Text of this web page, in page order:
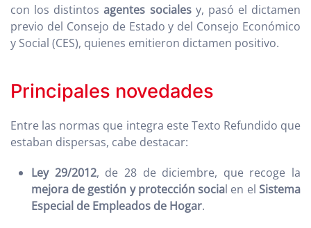
con los distintosagentes socialesy, pasó el dictamen
previo del Consejo de Estado y del Consejo Económico
y Social (CES), quienes emitieron dictamen positivo.
Principales novedades
Entre las normas que integra este Texto Refundido que
estaban dispersas, cabe destacar:
Ley 29/2012, de 28 de diciembre, que recoge la
mejora de gestión y protección social en el Sistema
Especial de Empleados de Hogar.